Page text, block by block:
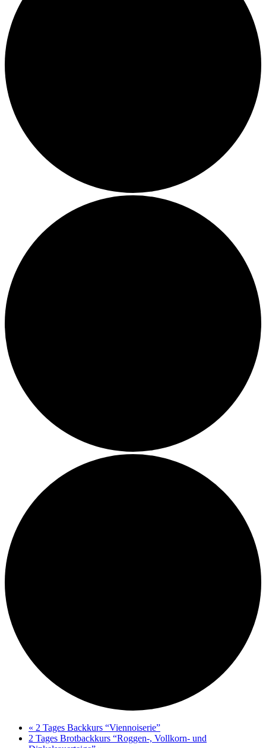
« 2 Tages Backkurs “Viennoiserie”
2 Tages Brotbackkurs “Roggen-, Vollkorn- und